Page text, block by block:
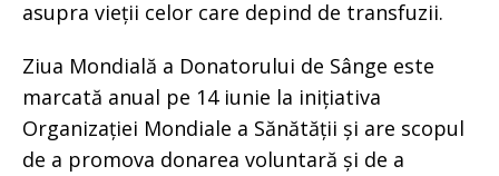
asupra vieții celor care depind de transfuzii.
Ziua Mondială a Donatorului de Sânge este
marcată anual pe 14 iunie la inițiativa
Organizației Mondiale a Sănătății și are scopul
de a promova donarea voluntară și de a